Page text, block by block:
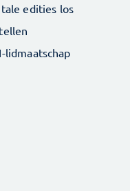
edities los
lidmaatschap